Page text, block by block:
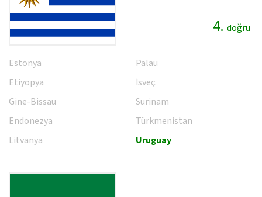
4. doğru
Estonya
Etiyopya
Gine-Bissau
Endonezya
Litvanya
Palau
İsveç
Surinam
Türkmenistan
Uruguay